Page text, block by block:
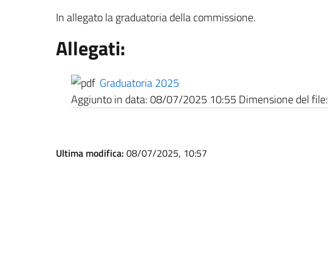
In allegato la graduatoria della commissione.
Allegati:
Graduatoria 2025
Aggiunto in data:08/07/2025 10:55 Dimensione del file:
Ultima modifica: 08/07/2025, 10:57